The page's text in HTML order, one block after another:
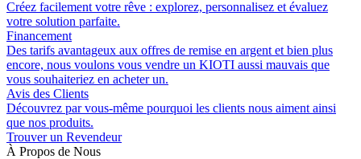
Créez facilement votre rêve : explorez, personnalisez et évaluez
votre solution parfaite.
Financement
Des tarifs avantageux aux offres de remise en argent et bien plus
encore, nous voulons vous vendre un KIOTI aussi mauvais que
vous souhaiteriez en acheter un.
Avis des Clients
Découvrez par vous-même pourquoi les clients nous aiment ainsi
que nos produits.
Trouver un Revendeur
À Propos de Nous